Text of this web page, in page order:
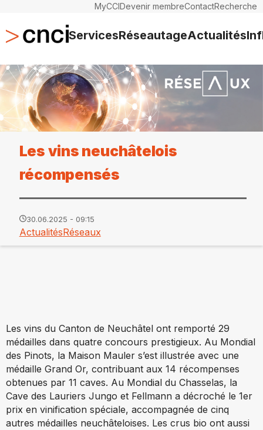
MyCCIDevenir membreContactRecherche
ServicesRéseautageActualités
Les vins neuchâtelois
récompensés
30.06.2025 - 09:15
ActualitésRéseaux
Les vins du Canton de Neuchâtel ont remporté 29
médailles dans quatre concours prestigieux. Au Mondial
des Pinots, la Maison Mauler s’est illustrée avec une
médaille Grand Or, contribuant aux 14 récompenses
obtenues par 11 caves. Au Mondial du Chasselas, la
Cave des Lauriers Jungo et Fellmann a décroché le 1er
prix en vinification spéciale, accompagnée de cinq
autres médailles neuchâteloises. Les crus bio ont aussi